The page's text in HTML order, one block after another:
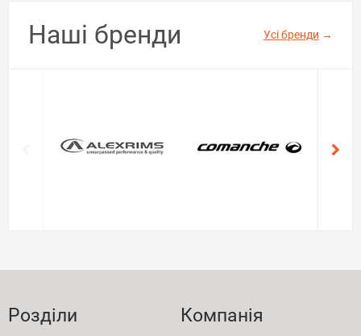
Наші бренди Усі бренди →
Розділи Компанія